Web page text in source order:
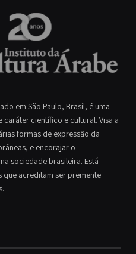
em São Paulo, Brasil, é uma
científico e cultural. Visa a
formas de expressão da
e encorajar o
sociedade brasileira. Está
acreditam ser premente